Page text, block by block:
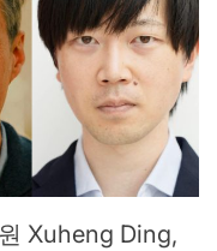
Xuheng Ding,